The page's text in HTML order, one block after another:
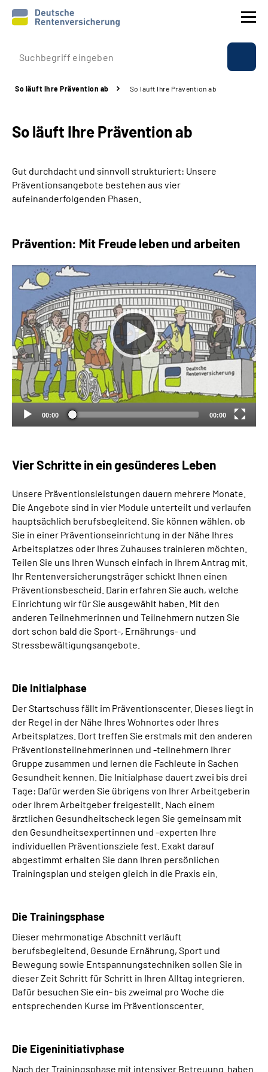
Prävention
Rente
Beratung & Kontakt
Experten
Online-Services
Suche
Language
Inhalte in Gebärdensprache (DGS)
Leichte Sprache
So läuft Ihre Prävention ab So läuft Ihre Prävention ab
So läuft Ihre Prävention ab
Gut durchdacht und sinnvoll strukturiert: Unsere
Präventionsangebote bestehen aus vier
aufeinanderfolgenden Phasen.
Prävention: Mit Freude leben und arbeiten
00:00 00:00
Vier Schritte in ein gesünderes Leben
Unsere Präventionsleistungen dauern mehrere Monate.
Die Angebote sind in vier Module unterteilt und verlaufen
hauptsächlich berufsbegleitend. Sie können wählen, ob
Sie in einer Präventionseinrichtung in der Nähe Ihres
Arbeitsplatzes oder Ihres Zuhauses trainieren möchten.
Teilen Sie uns Ihren Wunsch einfach in Ihrem Antrag mit.
Ihr Rentenversicherungsträger schickt Ihnen einen
Präventionsbescheid. Darin erfahren Sie auch, welche
Einrichtung wir für Sie ausgewählt haben. Mit den
anderen Teilnehmerinnen und Teilnehmern nutzen Sie
dort schon bald die Sport-, Ernährungs- und
Stressbewältigungsangebote.
Die Initialphase
Der Startschuss fällt im Präventionscenter. Dieses liegt in
der Regel in der Nähe Ihres Wohnortes oder Ihres
Arbeitsplatzes. Dort treffen Sie erstmals mit den anderen
Präventionsteilnehmerinnen und -teilnehmern Ihrer
Gruppe zusammen und lernen die Fachleute in Sachen
Gesundheit kennen. Die Initialphase dauert zwei bis drei
Tage: Dafür werden Sie übrigens von Ihrer Arbeitgeberin
oder Ihrem Arbeitgeber freigestellt. Nach einem
ärztlichen Gesundheitscheck legen Sie gemeinsam mit
den Gesundheitsexpertinnen und -experten Ihre
individuellen Präventionsziele fest. Exakt darauf
abgestimmt erhalten Sie dann Ihren persönlichen
Trainingsplan und steigen gleich in die Praxis ein.
Die Trainingsphase
Dieser mehrmonatige Abschnitt verläuft
berufsbegleitend. Gesunde Ernährung, Sport und
Bewegung sowie Entspannungstechniken sollen Sie in
dieser Zeit Schritt für Schritt in Ihren Alltag integrieren.
Dafür besuchen Sie ein- bis zweimal pro Woche die
entsprechenden Kurse im Präventionscenter.
Die Eigeninitiativphase
Nach der Trainingsphase mit intensiver Betreuung haben